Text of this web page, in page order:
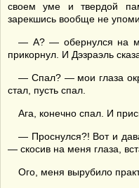
своем уме и твердой
зарекшись вообще не
— А? — обернулся на
прикорнул. И Дэзраэль
— Спал? — мои глаза
стал, пусть спал.
Ага, конечно спал. И
— Проснулся?! Вот и
— скосив на меня глаза,
Ого, меня вырубило